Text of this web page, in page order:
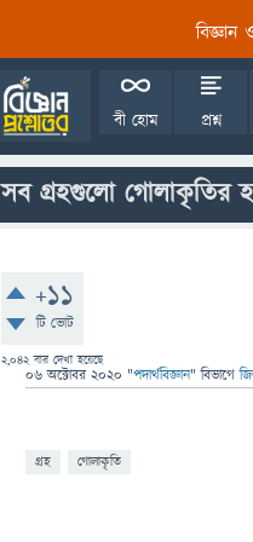
বিজ্ঞান
বী হোম প্রশ্ন
সব গ্রহগুলো গোলাকৃতির
+11
টি ভোট
2,042বার দেখা হয়েছে
06 অক্টোবর 2020 "পদার্থবিজ্ঞান" বিভাগে
গ্রহ গোলাকৃতি